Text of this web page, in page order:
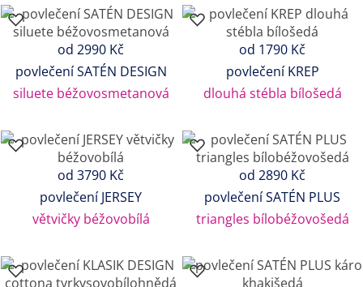
od 2990 Kč
povlečení SATÉN DESIGN
siluete béžovosmetanová
od 1790 Kč
povlečení KREP
dlouhá stébla bílošedá
od 3790 Kč
povlečení JERSEY
větvičky béžovobílá
od 2890 Kč
povlečení SATÉN PLUS
triangles bílobéžovošedá